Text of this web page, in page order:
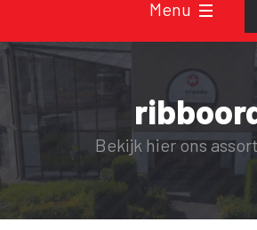
Bekijk hier ons